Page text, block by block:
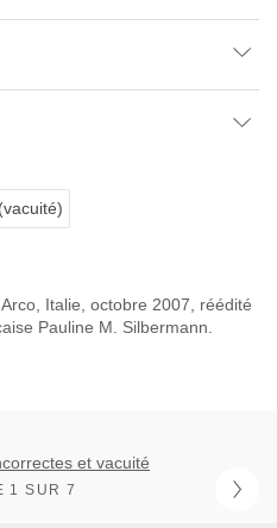
Italie, octobre 2007, réédité
Pauline M. Silbermann.
et vacuité
1 SUR 7